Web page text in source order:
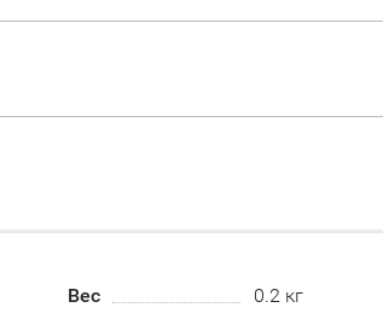
Вес 0.2 кг